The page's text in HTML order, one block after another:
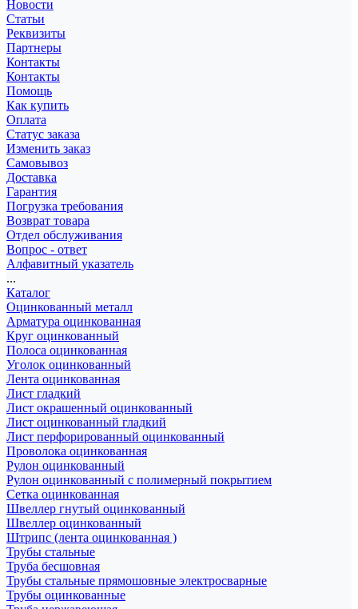
Новости
Статьи
Реквизиты
Партнеры
Контакты
Контакты
Помощь
Как купить
Оплата
Статус заказа
Изменить заказ
Самовывоз
Доставка
Гарантия
Погрузка требования
Возврат товара
Отдел обслуживания
Вопрос - ответ
Алфавитный указатель
...
Каталог
Оцинкованный металл
Арматура оцинкованная
Круг оцинкованный
Полоса оцинкованная
Уголок оцинкованный
Лента оцинкованная
Лист гладкий
Лист окрашенный оцинкованный
Лист оцинкованный гладкий
Лист перфорированный оцинкованный
Проволока оцинкованная
Рулон оцинкованный
Рулон оцинкованный с полимерный покрытием
Сетка оцинкованная
Швеллер гнутый оцинкованный
Швеллер оцинкованный
Штрипс (лента оцинкованная )
Трубы стальные
Труба бесшовная
Трубы стальные прямошовные электросварные
Трубы оцинкованные